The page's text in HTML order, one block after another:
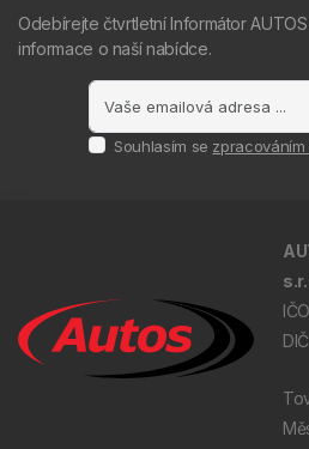
Odebírejte čtvrtletní Informátor
informace o naší nabídce.
Souhlasím se